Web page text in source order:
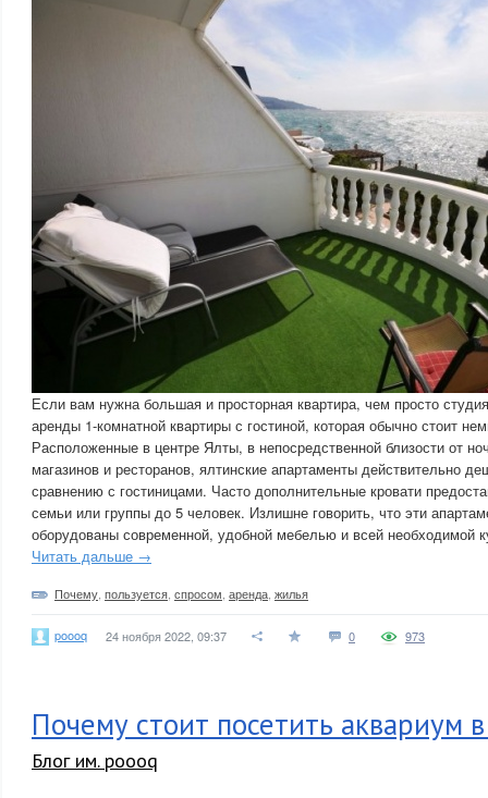
Если вам нужна большая и просторная квартира, чем просто
аренды 1-комнатной квартиры с гостиной, которая обычно стоит
Расположенные в центре Ялты, в непосредственной близости от
магазинов и ресторанов, ялтинские апартаменты действительно
сравнению с гостиницами. Часто дополнительные кровати
семьи или группы до 5 человек. Излишне говорить, что эти
оборудованы современной, удобной мебелью и всей необходимой
Читать дальше →
Почему пользуется спросом аренда жилья
poooq 24 ноября 2022, 09:37 0 973
Почему стоит посетить аквариум
Блог им. poooq